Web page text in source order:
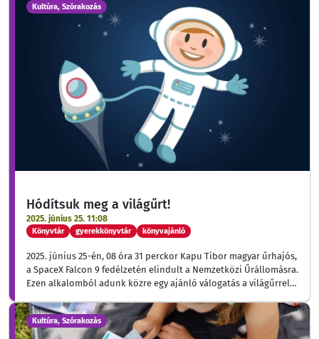
Kultúra, Szórakozás
Hódítsuk meg a világűrt!
2025. június 25. 11:08
Könyvtár gyerekkönyvtár könyvajánló
2025. június 25-én, 08 óra 31 perckor Kapu Tibor magyar űrhajós,
a SpaceX Falcon 9 fedélzetén elindult a Nemzetközi Űrállomásra.
Ezen alkalomból adunk közre egy ajánló válogatás a világűrrel
Kultúra, Szórakozás